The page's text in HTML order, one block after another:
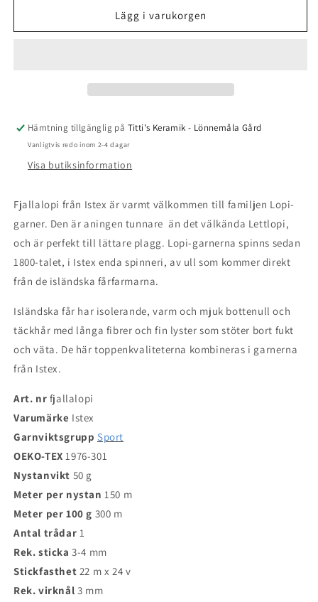
-
Fjällalopi
-
Lägg i varukorgen
Hämtning tillgänglig på Titti's Keramik - Lönnemåla Gård
Vanligtvis redo inom 2-4 dagar
Visa butiksinformation
Fjallalopi från Istex är varmt välkommen till familjen Lopi-
garner. Den är aningen tunnare än det välkända Lettlopi,
och är perfekt till lättare plagg. Lopi-garnerna spinns sedan
1800-talet, i Istex enda spinneri, av ull som kommer direkt
från de isländska fårfarmarna.
Isländska får har isolerande, varm och mjuk bottenull och
täckhår med långa fibrer och fin lyster som stöter bort fukt
och väta. De här toppenkvaliteterna kombineras i garnerna
från Istex.
Art. nr fjallalopi
Varumärke Istex
Garnviktsgrupp Sport
OEKO-TEX 1976-301
Nystanvikt 50 g
Meter per nystan 150 m
Meter per 100 g 300 m
Antal trådar 1
Rek. sticka 3-4 mm
Stickfasthet 22 m x 24 v
Rek. virknål 3 mm